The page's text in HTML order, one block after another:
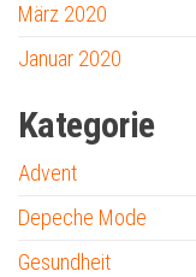
März 2020
Januar 2020
Kategorie
Advent
Depeche Mode
Gesundheit